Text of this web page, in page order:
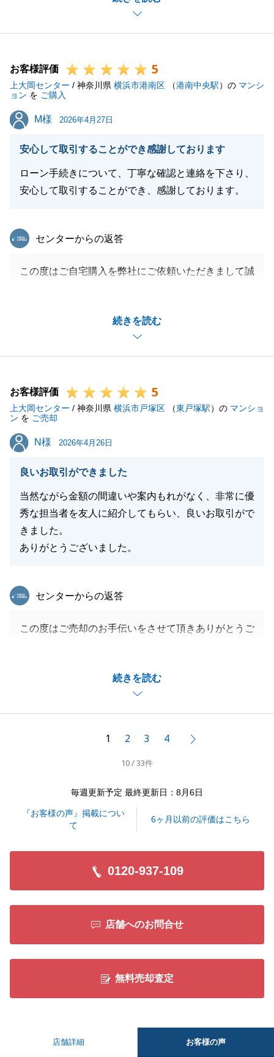
手続きに関しても、いくつかお願いする場面もござい
す。
これからも変わらぬご愛顧を賜りますようお願い致し
ます。
閉じる
お客様評価 5
上大岡センター / 神奈川県 横浜市港南区 （港南中央駅）の マンシ
ョン を ご購入
M様
M様 2026年4月27日
安心して取引することができ感謝しております
ローン手続きについて、丁寧な確認と連絡を下さり、
安心して取引することができ、感謝しております。
続きを読む
東急リバブル
センターからの返答
この度はご自宅購入を弊社にご依頼いただきまして誠
だけたことで、無事にお取引を完了することができま
重ねて御礼申し上げます。
など不動産に関するお悩みがございましたらお気軽に
ご相談下さいませ。
引き続きご愛顧の程よろしくお願い申し上げます。
閉じる
お客様評価 5
上大岡センター / 神奈川県 横浜市戸塚区 （東戸塚駅）の マンショ
ン を ご売却
N様
N様 2026年4月26日
良いお取引ができました
当然ながら金額の間違いや案内もれがなく、非常に優
秀な担当者を友人に紹介してもらい、良いお取引がで
きました。
ありがとうございました。
続きを読む
東急リバブル
センターからの返答
この度はご売却のお手伝いをさせて頂きありがとうご
たところがこの結果につながったと思います。
またお気づきのことがございましたら、お気軽にお声
掛け頂けたらと思いますので、その節もよろしくお願
1 2 3 4
10 / 33件
毎週更新予定 最終更新日：8月6日
『お客様の声』掲載につい
て
6ヶ月以前の評価はこちら
0120-937-109
店舗へのお問合せ
無料売却査定
店舗詳細 お客様の声